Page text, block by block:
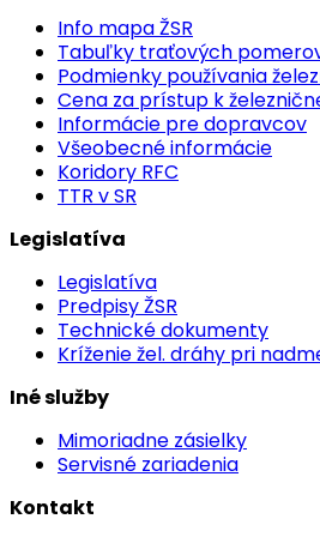
Info mapa ŽSR
Tabuľky traťových
Podmienky používania
Cena za prístup k
Informácie pre dopravcov
Všeobecné informácie
Koridory RFC
TTR v SR
Legislatíva
Legislatíva
Predpisy ŽSR
Technické dokumenty
Kríženie žel. dráhy pri
Iné služby
Mimoriadne zásielky
Servisné zariadenia
Kontakt